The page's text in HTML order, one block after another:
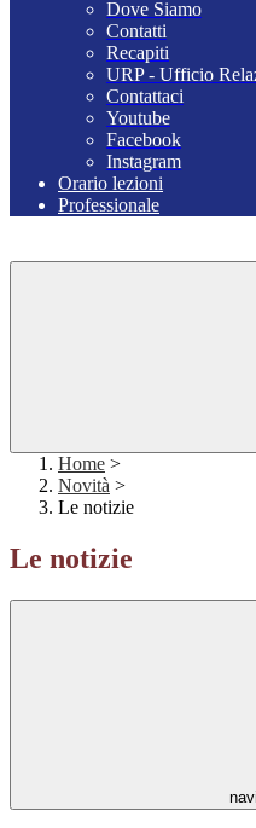
Dove Siamo
Contatti
Recapiti
URP - Ufficio
Contattaci
Youtube
Facebook
Instagram
Orario lezioni
Professionale
Home >
Novità >
Le notizie
Le notizie